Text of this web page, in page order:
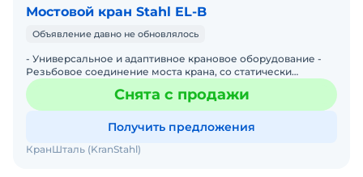
Мостовой кран Stahl EL-B
Объявление давно не обновлялось
- Универсальное и адаптивное крановое оборудование -
Резьбовое соединение моста крана, со статически
определенным силовым моментом затяжки болтов, от
кранового
Снята с продажи
Получить предложения
КранШталь (KranStahl)